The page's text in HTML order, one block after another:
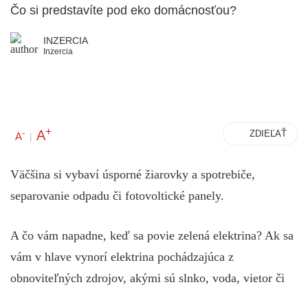
Čo si predstavíte pod eko domácnosťou?
INZERCIA
Inzercia
A- | A+ ZDIEĽAŤ
Väčšina si vybaví úsporné žiarovky a spotrebiče,
separovanie odpadu či fotovoltické panely.
A čo vám napadne, keď sa povie zelená elektrina? Ak sa
vám v hlave vynorí elektrina pochádzajúca z
obnoviteľných zdrojov, akými sú slnko, voda, vietor či